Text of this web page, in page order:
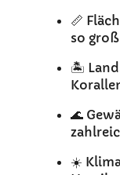
📏
so
🏝️
🌊
☀️